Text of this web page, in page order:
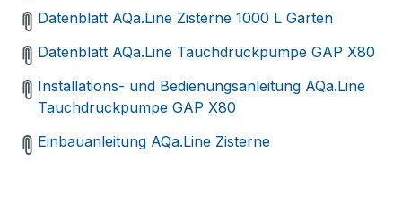
Datenblatt AQa.Line Zisterne 1000 L Garten
Datenblatt AQa.Line Tauchdruckpumpe GAP X80
Installations- und Bedienungsanleitung AQa.Line
Tauchdruckpumpe GAP X80
Einbauanleitung AQa.Line Zisterne